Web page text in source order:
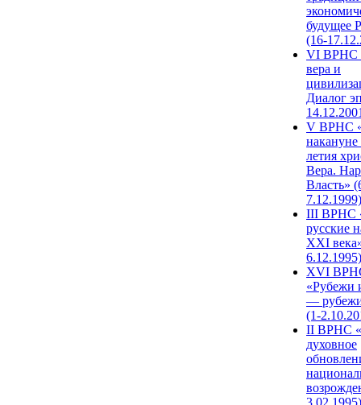
будущее
(16-
VI ВРНС
вера и
Диалог
V ВРНС
накануне
летия
Вера.
Власть»
7.12.1999)
III ВРНС
русские
XXI
6.12.1995)
XVI
«Рубежи
—
(1-
II ВРНС
духовное
3.02.1995)